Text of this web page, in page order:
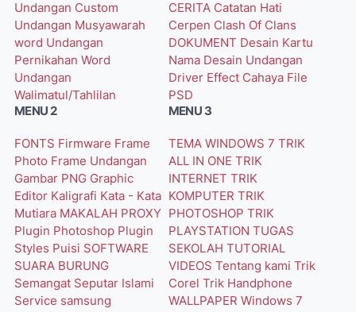
Undangan Custom
Undangan Musyawarah
word Undangan
Pernikahan Word
Undangan
Walimatul/Tahlilan
CERITA Catatan Hati
Cerpen Clash Of Clans
DOKUMENT Desain Kartu
Nama Desain Undangan
Driver Effect Cahaya File
PSD
MENU 2
FONTS Firmware Frame
Photo Frame Undangan
Gambar PNG Graphic
Editor Kaligrafi Kata - Kata
Mutiara MAKALAH PROXY
Plugin Photoshop Plugin
Styles Puisi SOFTWARE
SUARA BURUNG
Semangat Seputar Islami
Service samsung
MENU 3
TEMA WINDOWS 7 TRIK
ALL IN ONE TRIK
INTERNET TRIK
KOMPUTER TRIK
PHOTOSHOP TRIK
PLAYSTATION TUGAS
SEKOLAH TUTORIAL
VIDEOS Tentang kami Trik
Corel Trik Handphone
WALLPAPER Windows 7